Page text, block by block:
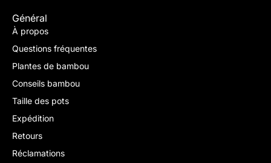
Général
À propos
Questions fréquentes
Plantes de bambou
Conseils bambou
Taille des pots
Expédition
Retours
Réclamations